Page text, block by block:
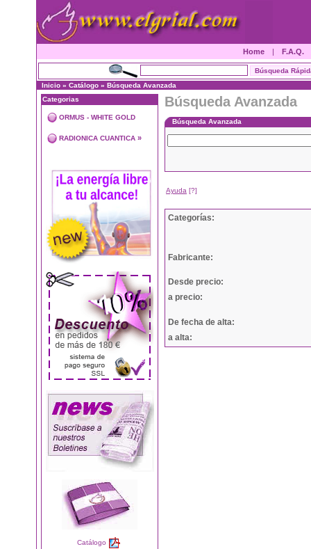
Home | F.A.Q.
Inicio » Catálogo » Búsqueda Avanzada
Categorias
ORMUS - WHITE GOLD
RADIONICA CUANTICA »
Catálogo
Búsqueda Avanzada
Búsqueda Avanzada
Ayuda [?]
Categorías:
Fabricante:
Desde precio:
a precio:
De fecha de alta:
a alta: